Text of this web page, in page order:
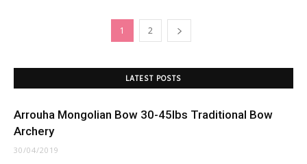
1 2
LATEST POSTS
Arrouha Mongolian Bow 30-45lbs Traditional Bow
Archery
30/04/2019